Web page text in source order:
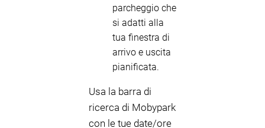
parcheggio che
si adatti alla
tua finestra di
arrivo e uscita
pianificata.
Usa la barra di
ricerca di Mobypark
con le tue date/ore